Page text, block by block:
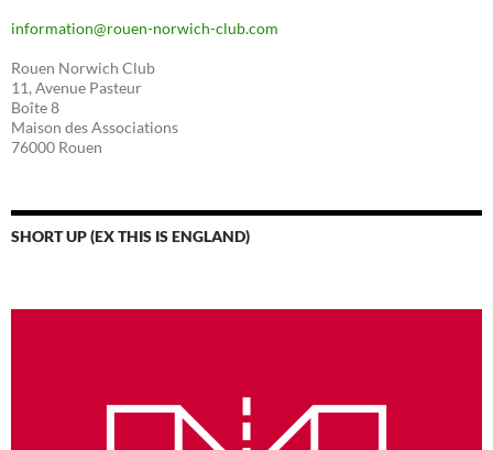
information@rouen-norwich-club.com
Rouen Norwich Club
11, Avenue Pasteur
Boîte 8
Maison des Associations
76000 Rouen
SHORT UP (EX THIS IS ENGLAND)